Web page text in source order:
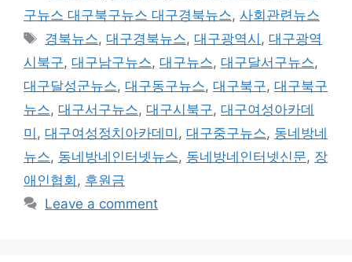
구뉴스 대구북구뉴스 대구경북뉴스, 사회관련뉴스
Tags
경북뉴스,대구경북뉴스,대구광역시 ,대구광역
시북구, 대구남구뉴스, 대구뉴스, 대구달서구뉴스,
대구달성군뉴스, 대구동구뉴스, 대구북구, 대구북구
뉴스, 대구서구뉴스, 대구시북구, 대구여성아카데
미 , 대구여성정치아카데미 , 대구중구뉴스, 동네방네
뉴스, 동네방네인터넷뉴스, 동네방네인터넷신문, 장
애인협회 , 후원금
Leave a comment